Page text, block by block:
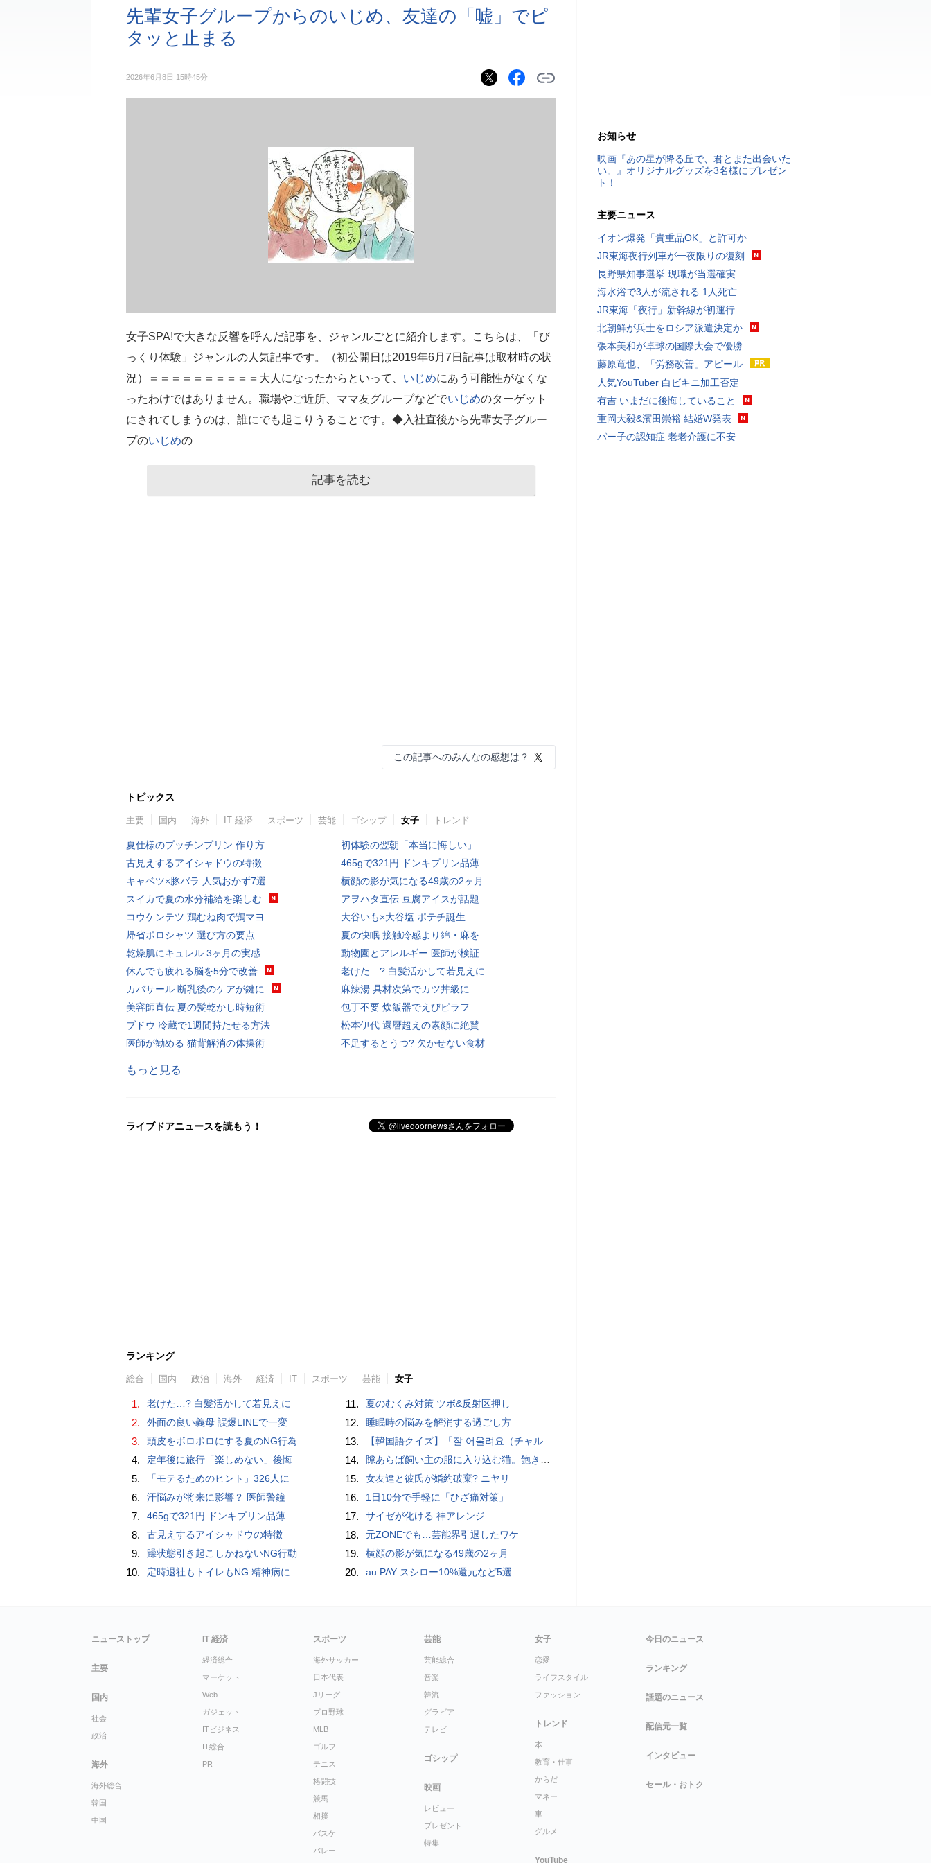
先輩女子グループからのいじめ、友達の「嘘」でピ
タッと止まる
2026年6月8日 15時45分
女子SPA!で大きな反響を呼んだ記事を、ジャンルごとに紹介します。こちらは、「び
っくり体験」ジャンルの人気記事です。（初公開日は2019年6月7日記事は取材時の状
況）＝＝＝＝＝＝＝＝＝＝大人になったからといって、 いじめにあう可能性がなくな
ったわけではありません。職場やご近所、ママ友グループなどでいじめのターゲット
にされてしまうのは、誰にでも起こりうることです。◆入社直後から先輩女子グルー
プのいじめの
記事を読む
この記事へのみんなの感想は？
トピックス
主要 国内 海外 IT 経済 スポーツ 芸能 ゴシップ 女子 トレンド
夏仕様のプッチンプリン 作り方
古見えするアイシャドウの特徴
キャベツ×豚バラ 人気おかず7選
スイカで夏の水分補給を楽しむ
コウケンテツ 鶏むね肉で鶏マヨ
帰省ポロシャツ 選び方の要点
乾燥肌にキュレル 3ヶ月の実感
休んでも疲れる脳を5分で改善
カバサール 断乳後のケアが鍵に
美容師直伝 夏の髪乾かし時短術
ブドウ 冷蔵で1週間持たせる方法
医師が勧める 猫背解消の体操術
初体験の翌朝「本当に悔しい」
465gで321円 ドンキプリン品薄
横顔の影が気になる49歳の2ヶ月
アヲハタ直伝 豆腐アイスが話題
大谷いも×大谷塩 ポテチ誕生
夏の快眠 接触冷感より綿・麻を
動物園とアレルギー 医師が検証
老けた…? 白髪活かして若見えに
麻辣湯 具材次第でカツ丼級に
包丁不要 炊飯器でえびピラフ
松本伊代 還暦超えの素顔に絶賛
不足するとうつ? 欠かせない食材
もっと見る
ライブドアニュースを読もう！
ランキング
総合 国内 政治 海外 経済 IT スポーツ 芸能 女子
1. 老けた…? 白髪活かして若見えに
2. 外面の良い義母 誤爆LINEで一変
3. 頭皮をボロボロにする夏のNG行為
4. 定年後に旅行「楽しめない」後悔
5. 「モテるためのヒント」326人に
6. 汗悩みが将来に影響？ 医師警鐘
7. 465gで321円 ドンキプリン品薄
8. 古見えするアイシャドウの特徴
9. 躁状態引き起こしかねないNG行動
10. 定時退社もトイレもNG 精神病に
11. 夏のむくみ対策 ツボ&反射区押し
12. 睡眠時の悩みを解消する過ごし方
13. 【韓国語クイズ】「잘 어울려요（チャル オウルリョヨ）」の意味は？褒め言葉です♡
14. 隙あらば飼い主の服に入り込む猫。飽きないのかなと動きを見ていると
15. 女友達と彼氏が婚約破棄? ニヤリ
16. 1日10分で手軽に「ひざ痛対策」
17. サイゼが化ける 神アレンジ
18. 元ZONEでも…芸能界引退したワケ
19. 横顔の影が気になる49歳の2ヶ月
20. au PAY スシロー10%還元など5選
お知らせ
映画『あの星が降る丘で、君とまた出会いた
い。』オリジナルグッズを3名様にプレゼン
ト！
主要ニュース
イオン爆発「貴重品OK」と許可か
JR東海夜行列車が一夜限りの復刻
長野県知事選挙 現職が当選確実
海水浴で3人が流される 1人死亡
JR東海「夜行」新幹線が初運行
北朝鮮が兵士をロシア派遣決定か
張本美和が卓球の国際大会で優勝
藤原竜也、「労務改善」アピール
人気YouTuber 白ビキニ加工否定
有吉 いまだに後悔していること
重岡大毅&濱田崇裕 結婚W発表
パー子の認知症 老老介護に不安
ニューストップ
主要
国内
社会
政治
海外
海外総合
韓国
中国
IT 経済
経済総合
マーケット
Web
ガジェット
ITビジネス
IT総合
PR
スポーツ
海外サッカー
日本代表
Jリーグ
プロ野球
MLB
ゴルフ
テニス
格闘技
競馬
相撲
バスケ
バレー
芸能
芸能総合
音楽
韓流
グラビア
テレビ
ゴシップ
映画
レビュー
プレゼント
特集
女子
恋愛
ライフスタイル
ファッション
トレンド
本
教育・仕事
からだ
マネー
車
グルメ
YouTube
今日のニュース
ランキング
話題のニュース
配信元一覧
インタビュー
セール・おトク